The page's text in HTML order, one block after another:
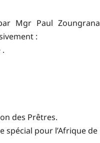
Mgr Paul
:
des Prêtres.
spécial pour l’Afrique de